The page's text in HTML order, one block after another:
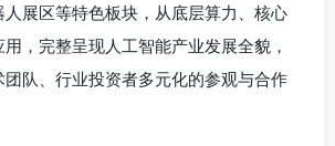
展区等特色板块，从底层算力、核心
，完整呈现人工智能产业发展全貌，
队、行业投资者多元化的参观与合作